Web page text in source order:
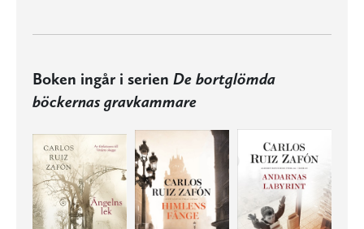
Boken ingår i serien De bortglömda
böckernas gravkammare